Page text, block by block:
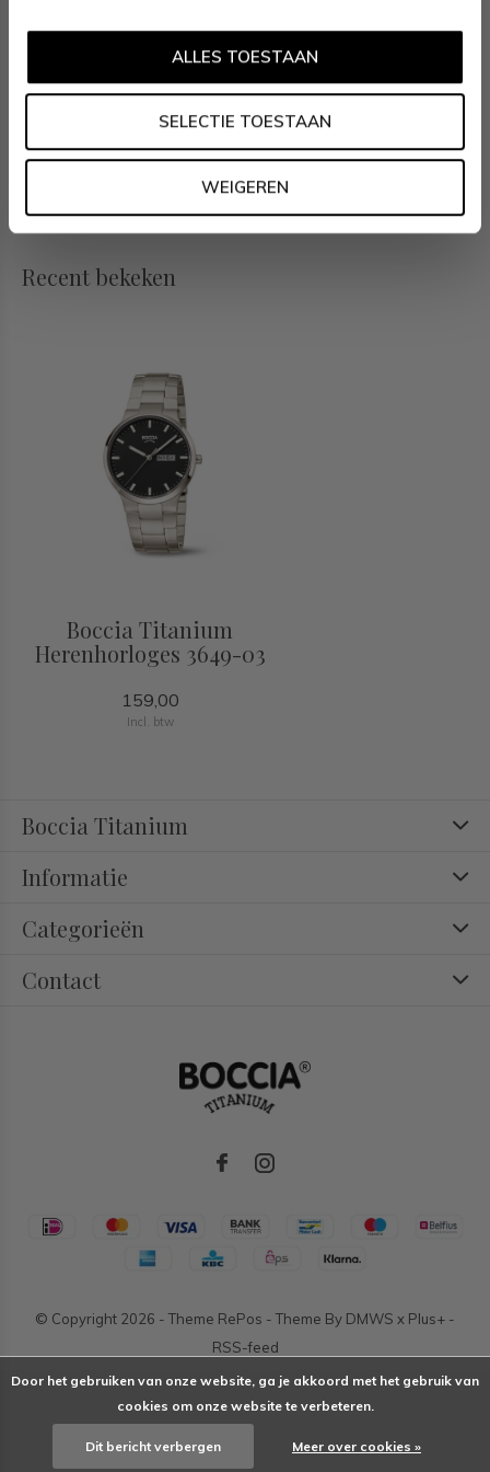
ALLES TOESTAAN
SELECTIE TOESTAAN
WEIGEREN
- Ronde titanium horlogekast, Ø 39mm
- Zwarte wijzerplaat
- 5ATM (Regen- & spatwaterdicht)
Recent bekeken
Boccia Titanium
Herenhorloges 3649-03
159,00
Incl. btw
Boccia Titanium
Informatie
Categorieën
Contact
© Copyright 2026 - Theme RePos - Theme By DMWS x Plus+ -
RSS-feed
Door het gebruiken van onze website, ga je akkoord met het gebruik van
cookies om onze website te verbeteren.
Dit bericht verbergen Meer over cookies »